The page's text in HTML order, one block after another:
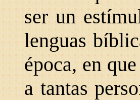
ser un
lenguas
época, en
a tantas